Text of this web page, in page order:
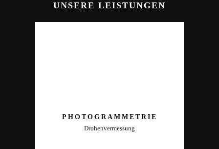
UNSERE LEISTUNGEN
PHOTOGRAMMETRIE
Drohenvermessung